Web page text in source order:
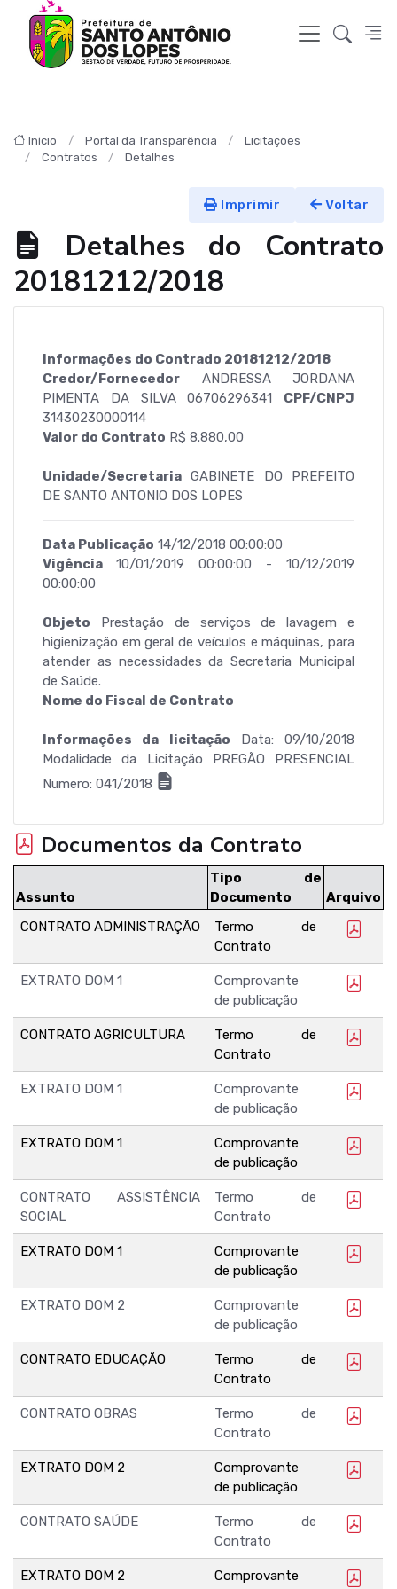
Início Portal da Transparência
Licitações
Contratos
Detalhes
Voltar
Imprimir
Detalhes do Contrato
20181212/2018
Informações do Contrado 20181212/2018
Credor/Fornecedor ANDRESSA JORDANA
PIMENTA DA SILVA 06706296341 CPF/CNPJ
31430230000114
Valor do Contrato R$ 8.880,00
Unidade/Secretaria GABINETE DO PREFEITO
DE SANTO ANTONIO DOS LOPES
Data Publicação 14/12/2018 00:00:00
Vigência 10/01/2019 00:00:00 - 10/12/2019
00:00:00
Objeto Prestação de serviços de lavagem e
higienização em geral de veículos e máquinas, para
atender as necessidades da Secretaria Municipal
de Saúde.
Nome do Fiscal de Contrato
Informações da licitação Data: 09/10/2018
Modalidade da Licitação PREGÃO PRESENCIAL
Numero: 041/2018
Documentos da Contrato
Assunto
Tipo de
Documento
Arquivo
CONTRATO ADMINISTRAÇÃO
Termo de
Contrato
EXTRATO DOM 1
Comprovante
de publicação
CONTRATO AGRICULTURA
Termo de
Contrato
EXTRATO DOM 1
Comprovante
de publicação
EXTRATO DOM 1
Comprovante
de publicação
CONTRATO ASSISTÊNCIA
SOCIAL
Termo de
Contrato
EXTRATO DOM 1
Comprovante
de publicação
EXTRATO DOM 2
Comprovante
de publicação
CONTRATO EDUCAÇÃO
Termo de
Contrato
CONTRATO OBRAS
Termo de
Contrato
EXTRATO DOM 2
Comprovante
de publicação
CONTRATO SAÚDE
Termo de
Contrato
EXTRATO DOM 2
Comprovante